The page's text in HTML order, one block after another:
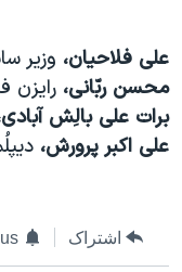
اسرائیل در جنگ
نرگس محمدی برنده
همایش محافظه‌کاران
سفر پرزیدنت ترامپ
علی فلاحيان، وزير
محسن ربّانی، رايزن
برات علی بالِش
علی اکبر پرورش،
اشتراک